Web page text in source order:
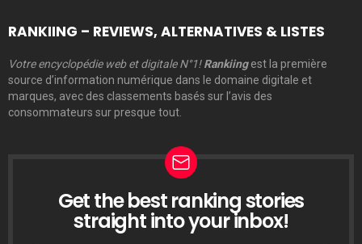
RANKIING – REVIEWS, ALTERNATIVES & LISTES
Votre encyclopédie web et digitale N°1! Rankiingest la première
source d’information numérique dans le domaine digitale et
marques, avec des classements basés sur l’avis des
consommateurs sur presque tout.
LETTRE
D’INFORMATION
Get the best ranking stories
straight into your inbox!